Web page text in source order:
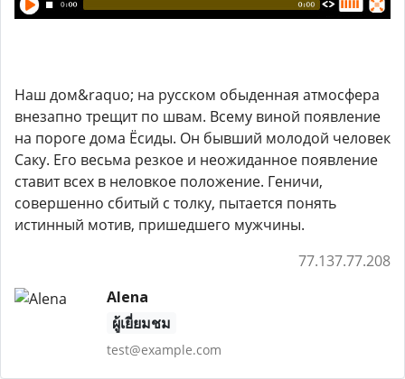
Наш дом&raquo; на русском обыденная атмосфера
внезапно трещит по швам. Всему виной появление
на пороге дома Ёсиды. Он бывший молодой человек
Саку. Его весьма резкое и неожиданное появление
ставит всех в неловкое положение. Геничи,
совершенно сбитый с толку, пытается понять
истинный мотив, пришедшего мужчины.
77.137.77.208
Alena
ผู้เยี่ยมชม
test@example.com